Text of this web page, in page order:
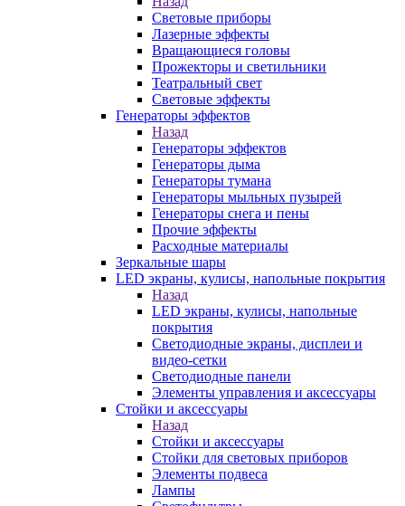
Световые приборы
Лазерные эффекты
Вращающиеся головы
Прожекторы и светильники
Театральный свет
Световые эффекты
Генераторы эффектов
Назад
Генераторы эффектов
Генераторы дыма
Генераторы тумана
Генераторы мыльных пузырей
Генераторы снега и пены
Прочие эффекты
Расходные материалы
Зеркальные шары
LED экраны, кулисы, напольные покрытия
Назад
LED экраны, кулисы, напольные
покрытия
Светодиодные экраны, дисплеи и
видео-сетки
Светодиодные панели
Элементы управления и аксессуары
Стойки и аксессуары
Назад
Стойки и аксессуары
Стойки для световых приборов
Элементы подвеса
Лампы